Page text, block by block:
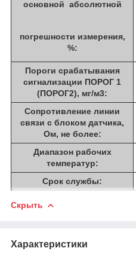
основной абсолютной
погрешности измерения,
%:
Пороги срабатывания
сигнализации ПОРОГ 1
(ПОРОГ2), мг/м3:
Сопротивление линии
связи с блоком датчика,
Ом, не более:
Диапазон рабочих
температур:
Срок службы:
Скрыть
Характеристики